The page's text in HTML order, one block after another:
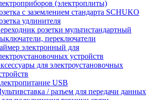
(электроплиты)
с заземлением стандарта SCHUKO
удлинителя
розетки мультистандартный
переключатели
электронный для
устройств
для электроустановочных
USB
/ разъем для передачи данных